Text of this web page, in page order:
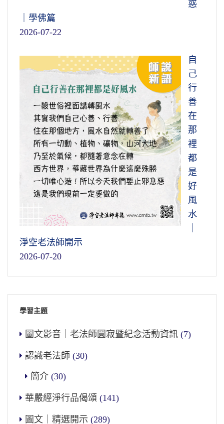
惑
｜學佛篇
2026-07-22
自
己
行
善
在
那
裡
都
是
好
風
水
淨空老法師開示
2026-07-20
學習主題
圖文影音｜老法師圓寂暨紀念活動資訊 (7)
認識老法師 (30)
簡介 (30)
華嚴經淨行品偈頌 (141)
圖文｜精選開示 (289)